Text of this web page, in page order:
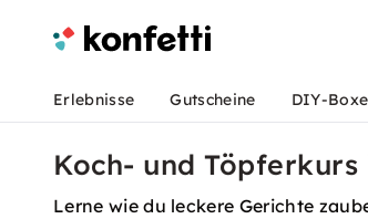
Erlebnisse Gutscheine DIY-
Koch- und
Lerne wie du leckere Gerichte